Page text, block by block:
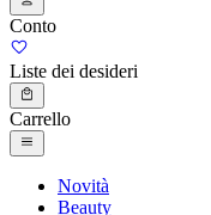
Conto
Liste dei desideri
Carrello
Novità
Beauty